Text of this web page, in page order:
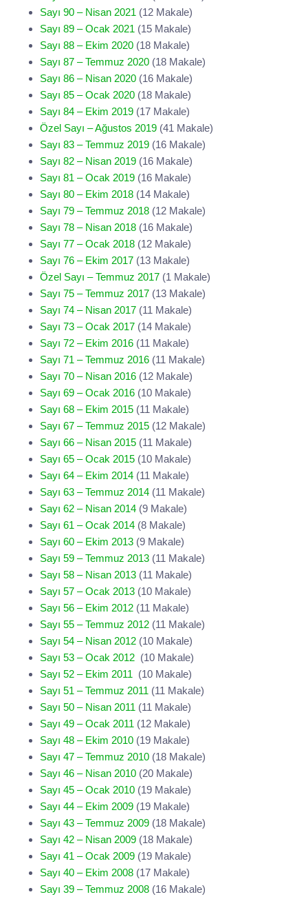
Sayı 90 – Nisan 2021 (12 Makale)
Sayı 89 – Ocak 2021 (15 Makale)
Sayı 88 – Ekim 2020(18 Makale)
Sayı 87 – Temmuz 2020(18 Makale)
Sayı 86 – Nisan 2020(16 Makale)
Sayı 85 – Ocak 2020(18 Makale)
Sayı 84 – Ekim 2019(17 Makale)
Özel Sayı – Ağustos 2019(41 Makale)
Sayı 83 – Temmuz 2019(16 Makale)
Sayı 82 – Nisan 2019(16 Makale)
Sayı 81 – Ocak 2019(16 Makale)
Sayı 80 – Ekim 2018(14 Makale)
Sayı 79 – Temmuz 2018(12 Makale)
Sayı 78 – Nisan 2018(16 Makale)
Sayı 77 – Ocak 2018(12 Makale)
Sayı 76 – Ekim 2017(13 Makale)
Özel Sayı – Temmuz 2017(1 Makale)
Sayı 75 – Temmuz 2017(13 Makale)
Sayı 74 – Nisan 2017(11 Makale)
Sayı 73 – Ocak 2017(14 Makale)
Sayı 72 – Ekim 2016(11 Makale)
Sayı 71 – Temmuz 2016(11 Makale)
Sayı 70 – Nisan 2016(12 Makale)
Sayı 69 – Ocak 2016(10 Makale)
Sayı 68 – Ekim 2015(11 Makale)
Sayı 67 – Temmuz 2015(12 Makale)
Sayı 66 – Nisan 2015(11 Makale)
Sayı 65 – Ocak 2015(10 Makale)
Sayı 64 – Ekim 2014(11 Makale)
Sayı 63 – Temmuz 2014(11 Makale)
Sayı 62 – Nisan 2014(9 Makale)
Sayı 61 – Ocak 2014(8 Makale)
Sayı 60 – Ekim 2013(9 Makale)
Sayı 59 – Temmuz 2013(11 Makale)
Sayı 58 – Nisan 2013(11 Makale)
Sayı 57 – Ocak 2013(10 Makale)
Sayı 56 – Ekim 2012(11 Makale)
Sayı 55 – Temmuz 2012(11 Makale)
Sayı 54 – Nisan 2012(10 Makale)
Sayı 53 – Ocak 2012 (10 Makale)
Sayı 52 – Ekim 2011 (10 Makale)
Sayı 51 – Temmuz 2011 (11 Makale)
Sayı 50 – Nisan 2011 (11 Makale)
Sayı 49 – Ocak 2011 (12 Makale)
Sayı 48 – Ekim 2010(19 Makale)
Sayı 47 – Temmuz 2010(18 Makale)
Sayı 46 – Nisan 2010(20 Makale)
Sayı 45 – Ocak 2010(19 Makale)
Sayı 44 – Ekim 2009(19 Makale)
Sayı 43 – Temmuz 2009(18 Makale)
Sayı 42 – Nisan 2009(18 Makale)
Sayı 41 – Ocak 2009(19 Makale)
Sayı 40 – Ekim 2008(17 Makale)
Sayı 39 – Temmuz 2008(16 Makale)